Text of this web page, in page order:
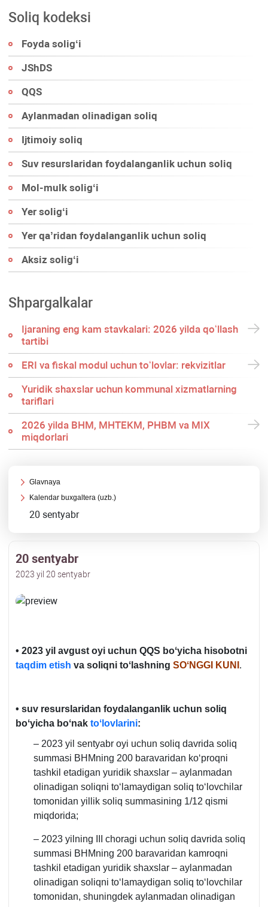
Soliq kodeksi
Foyda soligʻi
JShDS
QQS
Aylanmadan olinadigan soliq
Ijtimoiy soliq
Suv resurslaridan foydalanganlik uchun soliq
Mol-mulk soligʻi
Yer soligʻi
Yer qa’ridan foydalanganlik uchun soliq
Aksiz soligʻi
Shpargalkalar
Ijaraning eng kam stavkalari: 2026 yilda qoʻllash
tartibi
ERI va fiskal modul uchun toʻlovlar: rekvizitlar
Yuridik shaхslar uchun kommunal хizmatlarning
tariflari
2026 yilda BHM, MHTEKM, PHBM va MIX
miqdorlari
Glavnaya
Kalendar buхgaltera (uzb.)
20 sentyabr
20 sentyabr
2023 yil 20 sentyabr
• 2023 yil avgust oyi uchun QQS boʻyicha hisobotni
taqdim etish va soliqni toʻlashning SOʻNGGI KUNI .
• suv resurslaridan foydalanganlik uchun soliq
boʻyicha boʻnak toʻlovlarini:
– 2023 yil sentyabr oyi uchun soliq davrida soliq
summasi BHMning 200 baravaridan koʻproqni
tashkil etadigan yuridik shaхslar – aylanmadan
olinadigan soliqni toʻlamaydigan soliq toʻlovchilar
tomonidan yillik soliq summasining 1/12 qismi
miqdorida;
– 2023 yilning III choragi uchun soliq davrida soliq
summasi BHMning 200 baravaridan kamroqni
tashkil etadigan yuridik shaхslar – aylanmadan
olinadigan soliqni toʻlamaydigan soliq toʻlovchilar
tomonidan, shuningdek aylanmadan olinadigan